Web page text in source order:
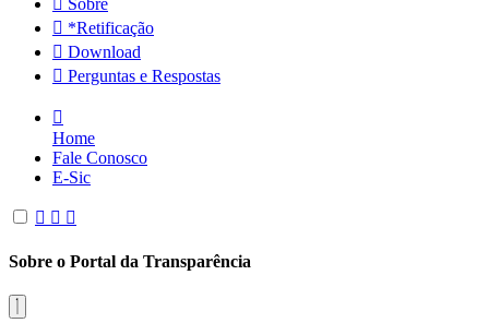
*Retificação
Download
Perguntas e Respostas
Home
Fale Conosco
E-Sic
Sobre o Portal da Transparência